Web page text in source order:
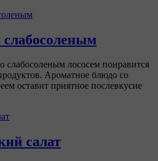
слабосоленым
слабосоленым лососем понравится
Ароматное блюдо со
оставит приятное послевкусие
салат